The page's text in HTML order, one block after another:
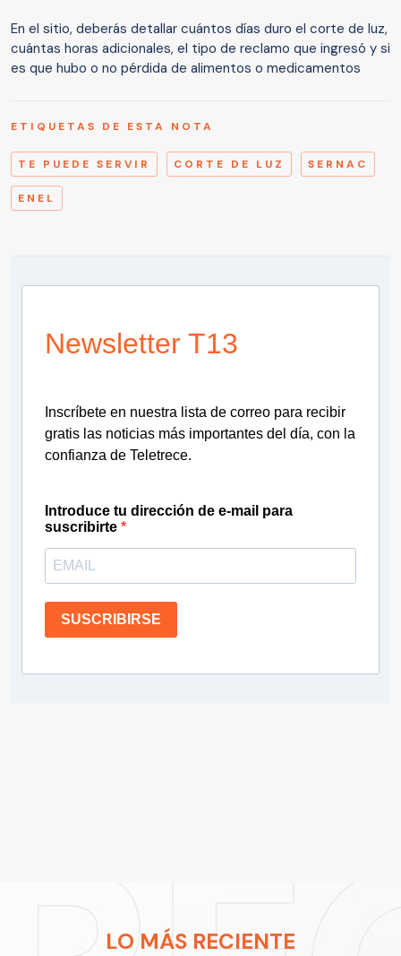
En el sitio, deberás detallar cuántos días duro el corte de luz,
cuántas horas adicionales, el tipo de reclamo que ingresó y si
es que hubo o no pérdida de alimentos o medicamentos
ETIQUETAS DE ESTA NOTA
TE PUEDE SERVIR CORTE DE LUZ SERNAC
ENEL
Newsletter T13
Inscríbete en nuestra lista de correo para recibir
gratis las noticias más importantes del día, con la
confianza de Teletrece.
Introduce tu dirección de e-mail para
suscribirte
SUSCRIBIRSE
LO MÁS RECIENTE